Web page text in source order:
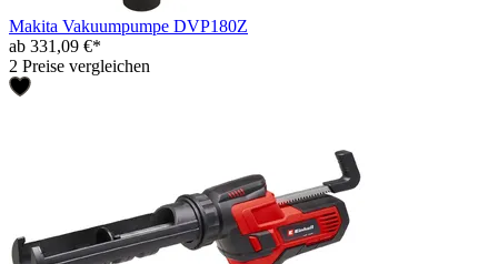
Makita Vakuumpumpe DVP180Z
ab 331,09 €*
2 Preise vergleichen